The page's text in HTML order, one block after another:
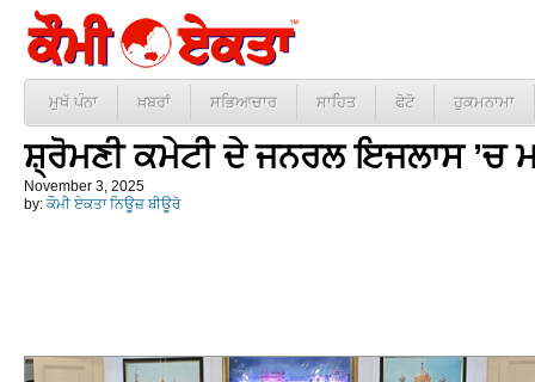
ਮੁਖੱ ਪੰਨਾ ਖ਼ਬਰਾਂ ਸਭਿਆਚਾਰ ਸਾਹਿਤ ਫੋਟੋ ਹੁਕਮਨਾਮਾ
ਸ਼੍ਰੋਮਣੀ ਕਮੇਟੀ ਦੇ ਜਨਰਲ ਇਜਲਾਸ ’ਚ
November 3, 2025
by: ਕੌਮੀ ਏਕਤਾ ਨਿਊਜ਼ ਬੀਊਰੋ